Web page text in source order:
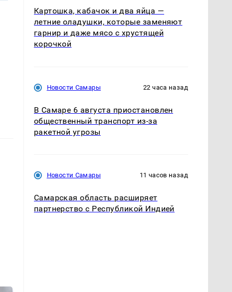
Картошка, кабачок и два яйца —
летние оладушки, которые заменяют
гарнир и даже мясо с хрустящей
корочкой
Новости Самары 22 часа назад
В Самаре 6 августа приостановлен
общественный транспорт из-за
ракетной угрозы
Новости Самары 11 часов назад
Самарская область расширяет
партнерство с Республикой Индией